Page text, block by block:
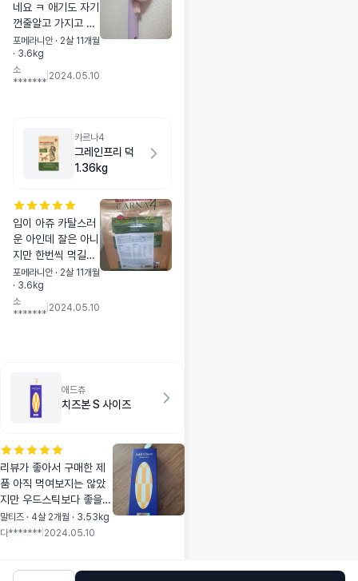
네요 ㅋ 애기도 자기
껀줄알고 가지고 노
네요 색깔이 노란색
이 올줄 알았는데 연
보라. ㅋ 이것도 이
포메라니안 · 2살 11개월
· 3.6kg
소
*******
2024.05.10
카르나4
그레인프리 덕
1.36kg
입이 아쥬 카탈스러
운 아인데 잘은 아니
지만 한번씩 먹길래
어차피 샘플 주문안
되 본품주문했어요
유통기한 넉넉하니
포메라니안 · 2살 11개월
· 3.6kg
소
*******
2024.05.10
애드츄
치즈본 S 사이즈
리뷰가 좋아서 구매한 제
품 아직 먹여보지는 않았
지만 우드스틱보다 좋을꺼
같아서 구매했어요 좋은
성분에 저칼로리라 오래
말티즈 · 4살 2개월 · 3.53kg
다******* 2024.05.10